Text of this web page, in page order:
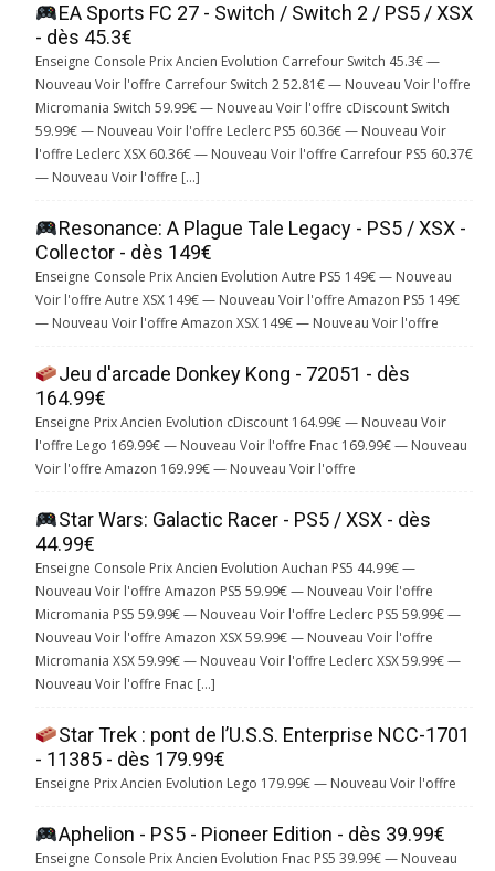
EA Sports FC 27 - Switch / Switch 2 / PS5 / XSX
- dès 45.3€
Enseigne Console Prix Ancien Evolution Carrefour Switch 45.3€ —
Nouveau Voir l'offre Carrefour Switch 2 52.81€ — Nouveau Voir l'offre
Micromania Switch 59.99€ — Nouveau Voir l'offre cDiscount Switch
59.99€ — Nouveau Voir l'offre Leclerc PS5 60.36€ — Nouveau Voir
l'offre Leclerc XSX 60.36€ — Nouveau Voir l'offre Carrefour PS5 60.37€
— Nouveau Voir l'offre […]
Resonance: A Plague Tale Legacy - PS5 / XSX -
Collector - dès 149€
Enseigne Console Prix Ancien Evolution Autre PS5 149€ — Nouveau
Voir l'offre Autre XSX 149€ — Nouveau Voir l'offre Amazon PS5 149€
— Nouveau Voir l'offre Amazon XSX 149€ — Nouveau Voir l'offre
Jeu d'arcade Donkey Kong - 72051 - dès
164.99€
Enseigne Prix Ancien Evolution cDiscount 164.99€ — Nouveau Voir
l'offre Lego 169.99€ — Nouveau Voir l'offre Fnac 169.99€ — Nouveau
Voir l'offre Amazon 169.99€ — Nouveau Voir l'offre
Star Wars: Galactic Racer - PS5 / XSX - dès
44.99€
Enseigne Console Prix Ancien Evolution Auchan PS5 44.99€ —
Nouveau Voir l'offre Amazon PS5 59.99€ — Nouveau Voir l'offre
Micromania PS5 59.99€ — Nouveau Voir l'offre Leclerc PS5 59.99€ —
Nouveau Voir l'offre Amazon XSX 59.99€ — Nouveau Voir l'offre
Micromania XSX 59.99€ — Nouveau Voir l'offre Leclerc XSX 59.99€ —
Nouveau Voir l'offre Fnac […]
Star Trek : pont de l’U.S.S. Enterprise NCC-1701
- 11385 - dès 179.99€
Enseigne Prix Ancien Evolution Lego 179.99€ — Nouveau Voir l'offre
Aphelion - PS5 - Pioneer Edition - dès 39.99€
Enseigne Console Prix Ancien Evolution Fnac PS5 39.99€ — Nouveau